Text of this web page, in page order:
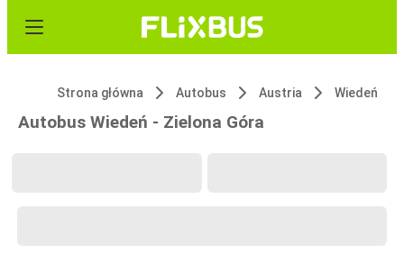
Strona główna Autobus Austria Wiedeń
Autobus Wiedeń - Zielona Góra